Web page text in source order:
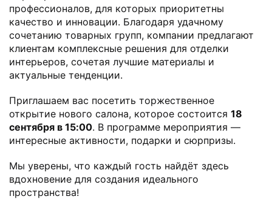
профессионалов, для которых приоритетны
качество и инновации. Благодаря удачному
сочетанию товарных групп, компании предлагают
клиентам комплексные решения для отделки
интерьеров, сочетая лучшие материалы и
актуальные тенденции.
Приглашаем вас посетить торжественное
открытие нового салона, которое состоится 18
сентября в 15:00. В программе мероприятия —
интересные активности, подарки и сюрпризы.
Мы уверены, что каждый гость найдёт здесь
вдохновение для создания идеального
пространства!